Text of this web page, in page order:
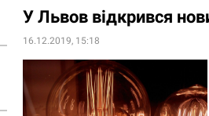
У Львов відкрився
16.12.2019, 15:18